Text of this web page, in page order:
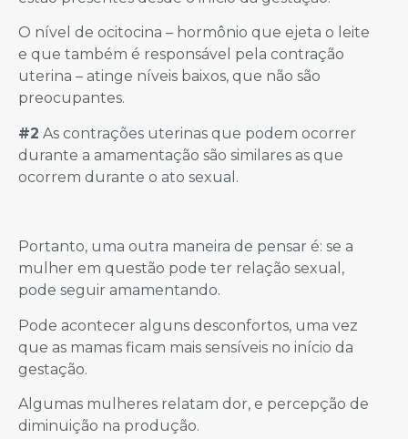
O nível de ocitocina – hormônio que ejeta o leite
e que também é responsável pela contração
uterina – atinge níveis baixos, que não são
preocupantes.
#2 As contrações uterinas que podem ocorrer
durante a amamentação são similares as que
ocorrem durante o ato sexual.
Portanto, uma outra maneira de pensar é: se a
mulher em questão pode ter relação sexual,
pode seguir amamentando.
Pode acontecer alguns desconfortos, uma vez
que as mamas ficam mais sensíveis no início da
gestação.
Algumas mulheres relatam dor, e percepção de
diminuição na produção.